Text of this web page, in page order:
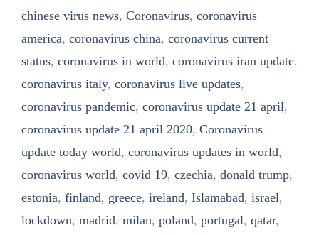
chinese virus news, Coronavirus, coronavirus
america, coronavirus china, coronavirus current
status, coronavirus in world, coronavirus iran update,
coronavirus italy, coronavirus live updates,
coronavirus pandemic, coronavirus update 21 april,
coronavirus update 21 april 2020, Coronavirus
update today world, coronavirus updates in world,
coronavirus world, covid 19, czechia, donald trump,
estonia, finland, greece, ireland, Islamabad, israel,
lockdown, madrid, milan, poland, portugal, qatar,